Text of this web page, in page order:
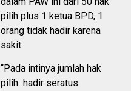
pilih plus 1 ketua BPD, 1
orang tidak hadir karena
sakit.
“Pada intinya jumlah hak
pilih hadir seratus